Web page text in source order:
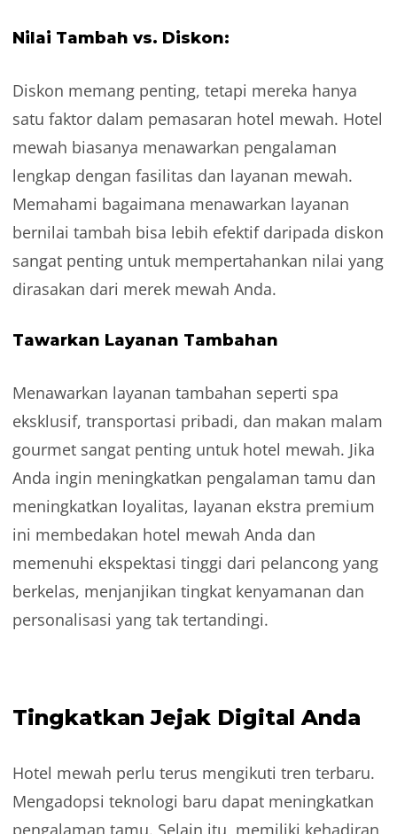
Nilai Tambah vs. Diskon:
Diskon memang penting, tetapi mereka hanya
satu faktor dalam pemasaran hotel mewah. Hotel
mewah biasanya menawarkan pengalaman
lengkap dengan fasilitas dan layanan mewah.
Memahami bagaimana menawarkan layanan
bernilai tambah bisa lebih efektif daripada diskon
sangat penting untuk mempertahankan nilai yang
dirasakan dari merek mewah Anda.
Tawarkan Layanan Tambahan
Menawarkan layanan tambahan seperti spa
eksklusif, transportasi pribadi, dan makan malam
gourmet sangat penting untuk hotel mewah. Jika
Anda ingin meningkatkan pengalaman tamu dan
meningkatkan loyalitas, layanan ekstra premium
ini membedakan hotel mewah Anda dan
memenuhi ekspektasi tinggi dari pelancong yang
berkelas, menjanjikan tingkat kenyamanan dan
personalisasi yang tak tertandingi.
Tingkatkan Jejak Digital Anda
Hotel mewah perlu terus mengikuti tren terbaru.
Mengadopsi teknologi baru dapat meningkatkan
pengalaman tamu. Selain itu, memiliki kehadiran